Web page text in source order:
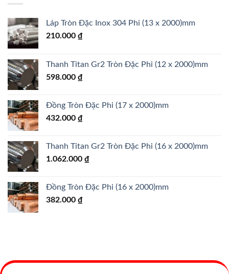
Láp Tròn Đặc Inox 304 Phi (13 x 2000)mm
210.000 ₫
Thanh Titan Gr2 Tròn Đặc Phi (12 x 2000)mm
598.000 ₫
Đồng Tròn Đặc Phi (17 x 2000)mm
432.000 ₫
Thanh Titan Gr2 Tròn Đặc Phi (16 x 2000)mm
1.062.000 ₫
Đồng Tròn Đặc Phi (16 x 2000)mm
382.000 ₫